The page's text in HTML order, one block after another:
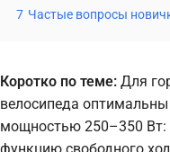
7 Частые вопросы
Коротко по теме: Для
велосипеда
мощностью 250–350 Вт:
функцию свободного